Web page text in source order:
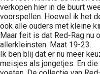
verkopen hier in de buurt
voorspellen. Hoewel ik het
ook alle ouders met kleine
Maar feit is dat Red-Rag nu
allerkleinsten. Maat 19-23.
Ik ben blij dat er nu meer
meisjes als jongetjes. En